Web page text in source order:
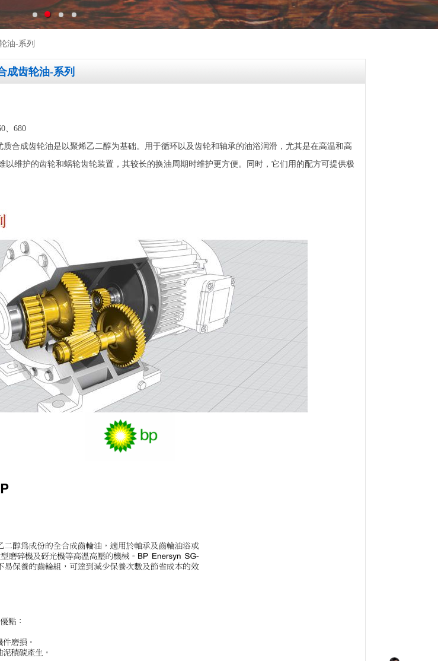
油-系列
成齿轮油-系列
、680
质合成齿轮油是以聚烯乙二醇为基础。用于循环以及齿轮和轴承的油浴润滑，尤其是在高温和高
以维护的齿轮和蜗轮齿轮装置，其较长的换油周期时维护更方便。同时，它们用的配方可提供极